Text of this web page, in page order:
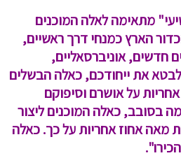
מתאימה לאלה המוכנים
הארץ כמנחי דרך ראשיים,
חדשים, אוניברסאליים,
את ייחודכם, כאלה הבשלים
על אושרם וסיפוקם
בסובב, כאלה המוכנים ליצור
מאה אחוז אחריות על כך. כאלה